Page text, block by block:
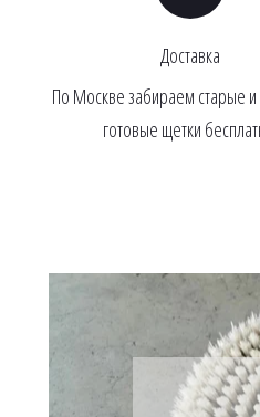
Доставка
По Москве забираем старые
готовые щетки